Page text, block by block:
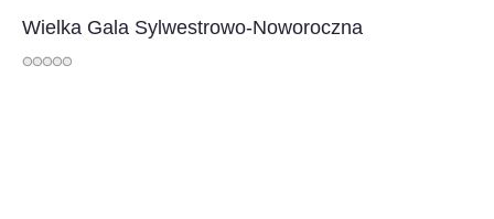
Wielka Gala Sylwestrowo-Noworoczna